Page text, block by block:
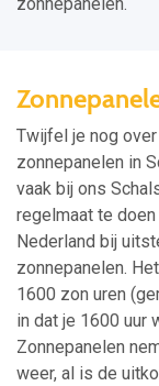
zonnepanelen.
Twijfel je nog over
zonnepanelen in
vaak bij ons
regelmaat te
Nederland bij
zonnepanelen.
1600 zon uren
in dat je 1600 uur
Zonnepanelen
weer, al is de